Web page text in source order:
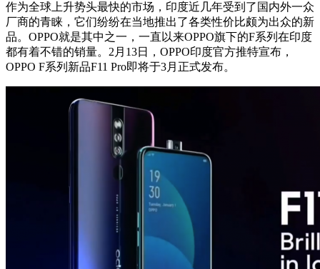
作为全球上升势头最快的市场，印度近几年受到了国内外一众
厂商的青睐，它们纷纷在当地推出了各类性价比颇为出众的新
品。OPPO就是其中之一，一直以来OPPO旗下的F系列在印度
都有着不错的销量。2月13日，OPPO印度官方推特宣布，
OPPO F系列新品F11 Pro即将于3月正式发布。